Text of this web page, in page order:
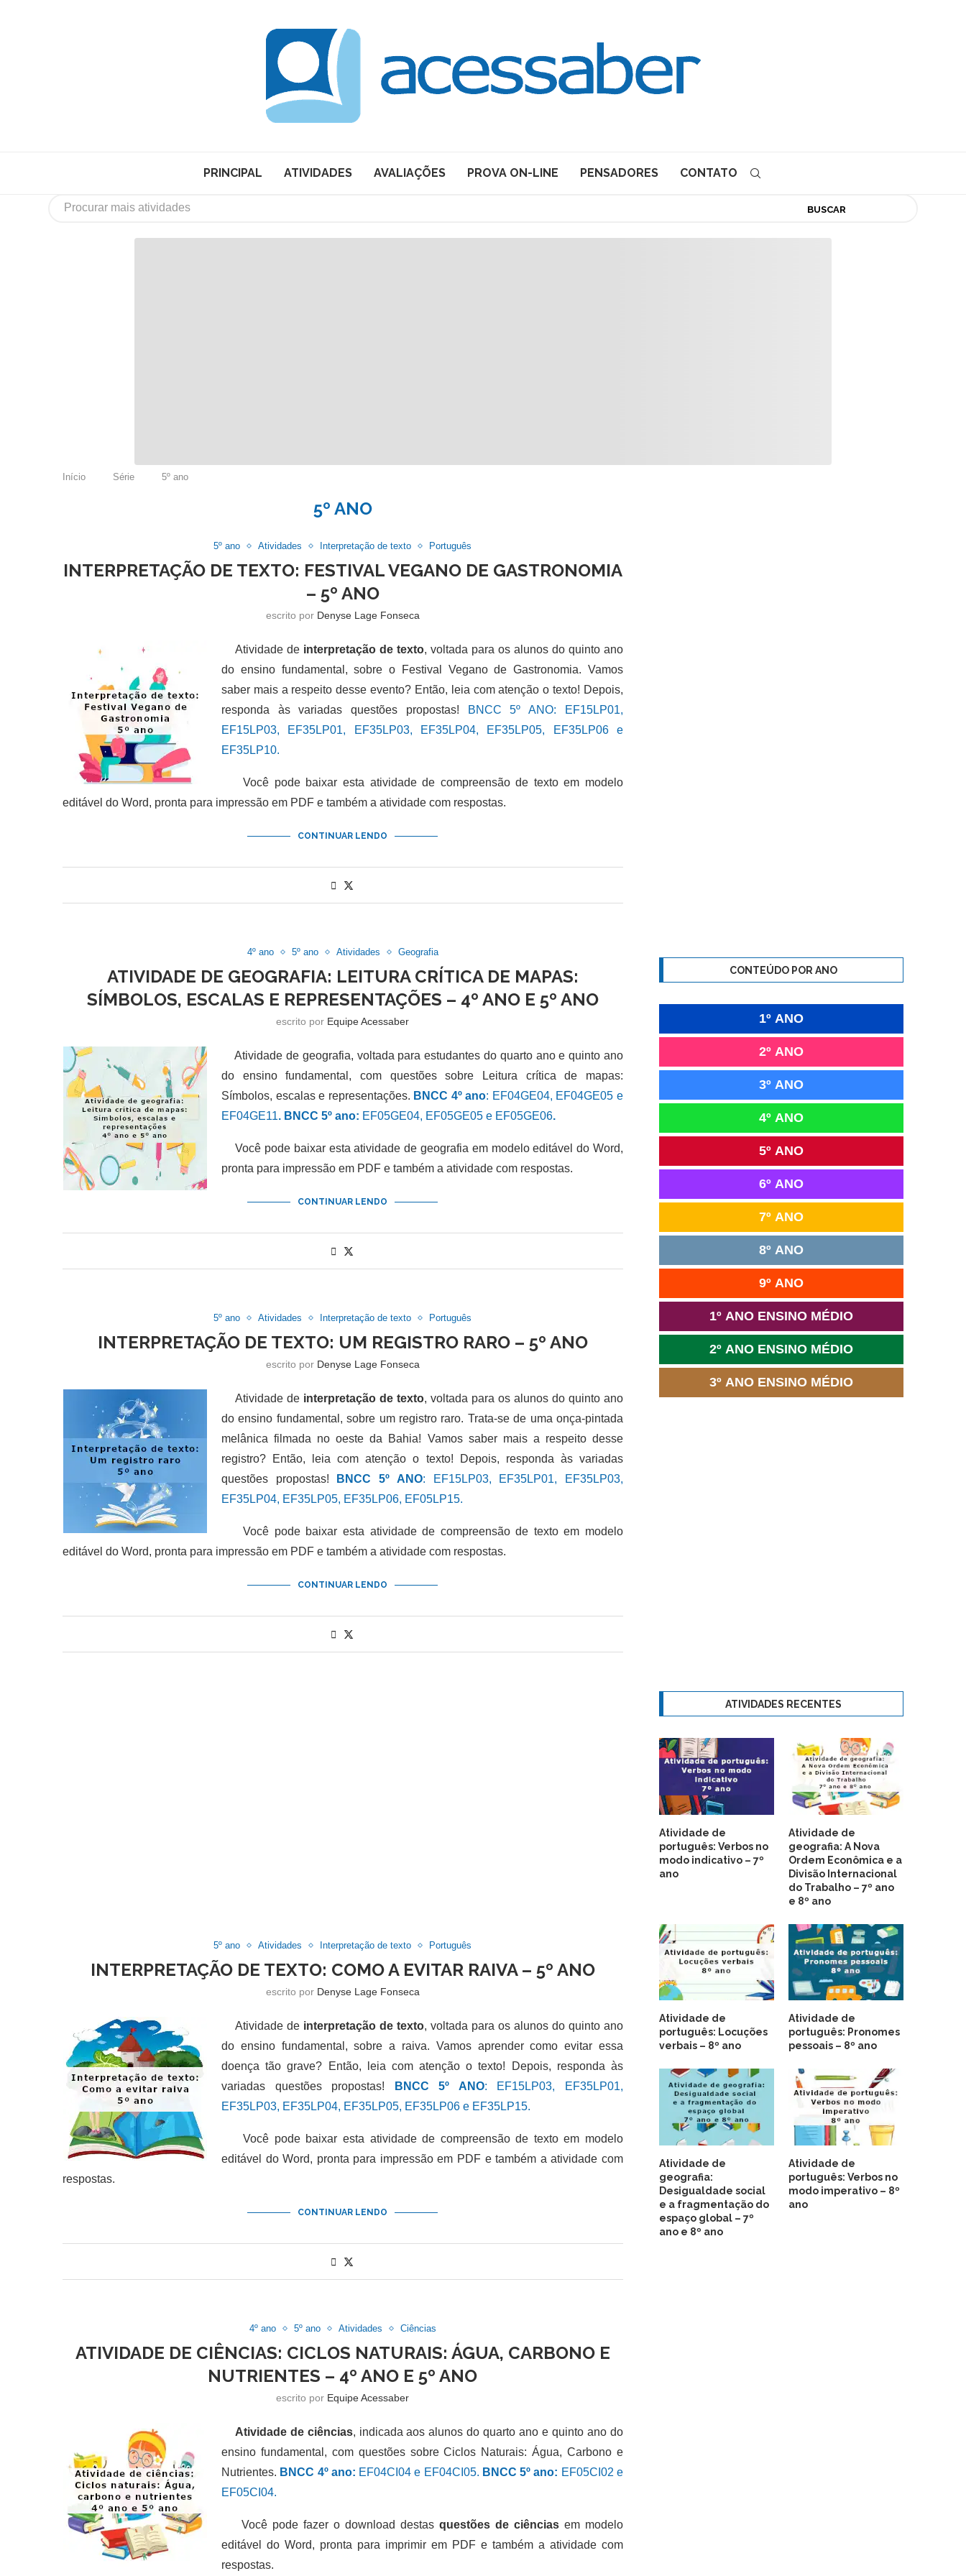
PRINCIPAL ATIVIDADES AVALIAÇÕES PROVA ON-LINE PENSADORES CONTATO
BUSCAR
Início Série 5º ano
5º ANO
5º ano Atividades Interpretação de texto Português
INTERPRETAÇÃO DE TEXTO: FESTIVAL VEGANO DE GASTRONOMIA
– 5º ANO
escrito por Denyse Lage Fonseca
Atividade de interpretação de texto, voltada para os alunos do quinto ano
do ensino fundamental, sobre o Festival Vegano de Gastronomia. Vamos
saber mais a respeito desse evento? Então, leia com atenção o texto! Depois,
responda às variadas questões propostas!
BNCC 5º ANO:
EF15LP01,
EF15LP03, EF35LP01, EF35LP03, EF35LP04, EF35LP05, EF35LP06 e
EF35LP10.
Você pode baixar esta atividade de compreensão de texto em modelo
editável do Word, pronta para impressão em PDF e também a atividade com respostas.
CONTINUAR LENDO
4º ano 5º ano Atividades Geografia
ATIVIDADE DE GEOGRAFIA: LEITURA CRÍTICA DE MAPAS:
SÍMBOLOS, ESCALAS E REPRESENTAÇÕES – 4º ANO E 5º ANO
escrito por Equipe Acessaber
Atividade de geografia, voltada para estudantes do quarto ano e quinto ano
do ensino fundamental, com questões sobre Leitura crítica de mapas:
Símbolos, escalas e representações. BNCC 4º ano: EF04GE04, EF04GE05 e
EF04GE11. BNCC 5º ano: EF05GE04, EF05GE05 e EF05GE06.
Você pode baixar esta atividade de geografia em modelo editável do Word,
pronta para impressão em PDF e também a atividade com respostas.
CONTINUAR LENDO
5º ano Atividades Interpretação de texto Português
INTERPRETAÇÃO DE TEXTO: UM REGISTRO RARO – 5º ANO
escrito por Denyse Lage Fonseca
Atividade de interpretação de texto, voltada para os alunos do quinto ano
do ensino fundamental, sobre um registro raro. Trata-se de uma onça-pintada
melânica filmada no oeste da Bahia! Vamos saber mais a respeito desse
registro? Então, leia com atenção o texto! Depois, responda às variadas
questões propostas!
BNCC 5º ANO: EF15LP03, EF35LP01, EF35LP03,
EF35LP04, EF35LP05, EF35LP06, EF05LP15.
Você pode baixar esta atividade de compreensão de texto em modelo
editável do Word, pronta para impressão em PDF e também a atividade com respostas.
CONTINUAR LENDO
5º ano Atividades Interpretação de texto Português
INTERPRETAÇÃO DE TEXTO: COMO A EVITAR RAIVA – 5º ANO
escrito por Denyse Lage Fonseca
Atividade de interpretação de texto, voltada para os alunos do quinto ano
do ensino fundamental, sobre a raiva. Vamos aprender como evitar essa
doença tão grave? Então, leia com atenção o texto! Depois, responda às
variadas questões propostas!
BNCC 5º ANO: EF15LP03, EF35LP01,
EF35LP03, EF35LP04, EF35LP05, EF35LP06 e EF35LP15.
Você pode baixar esta atividade de compreensão de texto em modelo
editável do Word, pronta para impressão em PDF e também a atividade com
respostas.
CONTINUAR LENDO
4º ano 5º ano Atividades Ciências
ATIVIDADE DE CIÊNCIAS: CICLOS NATURAIS: ÁGUA, CARBONO E
NUTRIENTES – 4º ANO E 5º ANO
escrito por Equipe Acessaber
Atividade de ciências, indicada aos alunos do quarto ano e quinto ano do
ensino fundamental, com questões sobre Ciclos Naturais: Água, Carbono e
Nutrientes. BNCC 4º ano: EF04CI04 e EF04CI05. BNCC 5º ano: EF05CI02 e
EF05CI04.
Você pode fazer o download destas questões de ciências em modelo
editável do Word, pronta para imprimir em PDF e também a atividade com
respostas.
CONTEÚDO POR ANO
1º ANO
2º ANO
3º ANO
4º ANO
5º ANO
6º ANO
7º ANO
8º ANO
9º ANO
1º ANO ENSINO MÉDIO
2º ANO ENSINO MÉDIO
3º ANO ENSINO MÉDIO
ATIVIDADES RECENTES
Atividade de
português: Verbos no
modo indicativo – 7º
ano
Atividade de
geografia: A Nova
Ordem Econômica e a
Divisão Internacional
do Trabalho – 7º ano
e 8º ano
Atividade de
português: Locuções
verbais – 8º ano
Atividade de
português: Pronomes
pessoais – 8º ano
Atividade de
geografia:
Desigualdade social
e a fragmentação do
espaço global – 7º
ano e 8º ano
Atividade de
português: Verbos no
modo imperativo – 8º
ano